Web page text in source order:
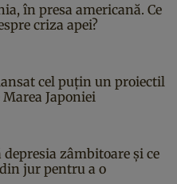
în presa americană. Ce
criza apei?
cel puțin un proiectil
Japoniei
zâmbitoare și ce
jur pentru a o